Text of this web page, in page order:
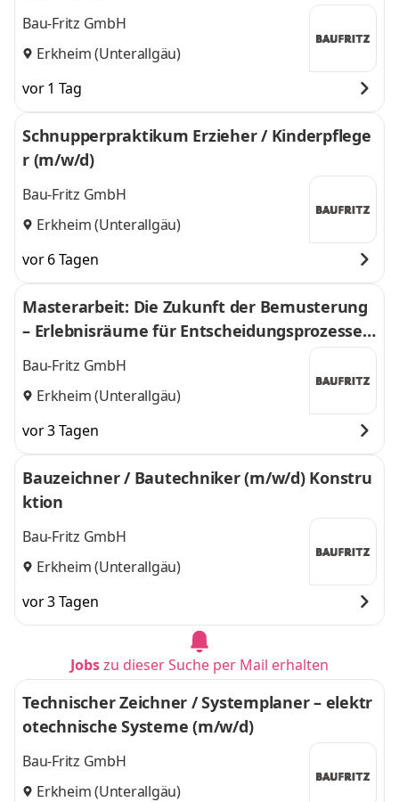
Bau-Fritz GmbH
Erkheim (Unterallgäu)
vor 1 Tag
Schnupperpraktikum Erzieher / Kinderpflege
r (m/w/d)
Bau-Fritz GmbH
Erkheim (Unterallgäu)
vor 6 Tagen
Masterarbeit: Die Zukunft der Bemusterung
– Erlebnisräume für Entscheidungsprozesse i
m Hausbau neu denken
Bau-Fritz GmbH
Erkheim (Unterallgäu)
vor 3 Tagen
Bauzeichner / Bautechniker (m/w/d) Konstru
ktion
Bau-Fritz GmbH
Erkheim (Unterallgäu)
vor 3 Tagen
Jobszu dieser Suche per Mail erhalten
Technischer Zeichner / Systemplaner – elektr
otechnische Systeme (m/w/d)
Bau-Fritz GmbH
Erkheim (Unterallgäu)